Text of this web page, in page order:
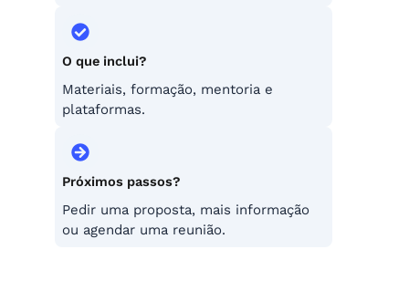
O que inclui?
Materiais, formação, mentoria e
plataformas.
Próximos passos?
Pedir uma proposta, mais informação
ou agendar uma reunião.